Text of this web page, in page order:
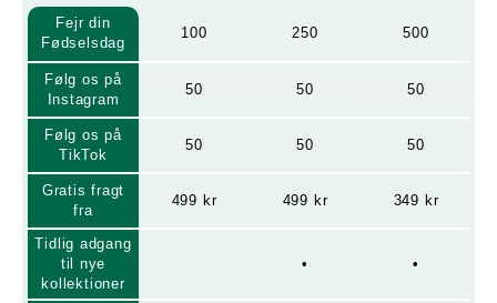
Fejr din
Fødselsdag
100 250 500
Følg os på
Instagram
50 50 50
Følg os på
TikTok
50 50 50
Gratis fragt
fra
499 kr 499 kr 349 kr
Tidlig adgang
til nye
kollektioner
• •